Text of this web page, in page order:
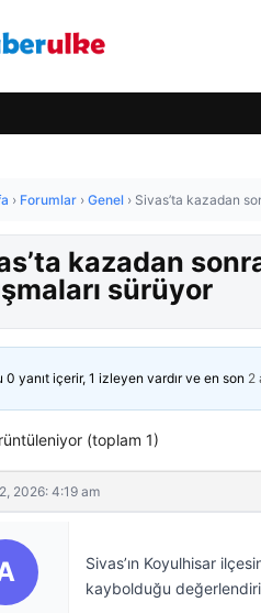
› Forumlar › Genel › Sivas’ta kazadan
kazadan
sürüyor
0 yanıt içerir, 1 izleyen vardır ve en son 2
(toplam 1)
2026: 4:19 am
Sivas’ın Koyulhisar
kaybolduğu